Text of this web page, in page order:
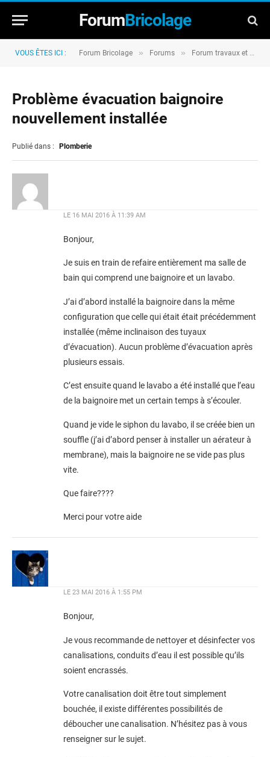
ForumBricolage
VOUS ÊTES ICI : Forum Bricolage » Forums » Forum travaux et rénovation
Problème évacuation baignoire
nouvellement installée
Publié dans : Plomberie
LE 16 MAI 2016 À 11:39 AM
Bonjour,
Je suis en train de refaire entièrement ma salle de
bain qui comprend une baignoire et un lavabo.
J’ai d’abord installé la baignoire dans la même
configuration que celle qui était était précédemment
installée (même inclinaison des tuyaux
d’évacuation). Aucun problème d’évacuation après
plusieurs essais.
C’est ensuite quand le lavabo a été installé que l’eau
de la baignoire met un certain temps à s’écouler.
Quand je vide le siphon du lavabo, il se créée bien un
souffle (j’ai d’abord penser à installer un aérateur à
membrane), mais la baignoire ne se vide pas plus
vite.
Que faire????
Merci pour votre aide
LE 23 MAI 2016 À 1:55 PM
Bonjour,
Je vous recommande de nettoyer et désinfecter vos
canalisations, conduits d’eau il est possible qu’ils
soient encrassés.
Votre canalisation doit être tout simplement
bouchée, il existe différentes possibilités de
déboucher une canalisation. N’hésitez pas à vous
renseigner sur le sujet.